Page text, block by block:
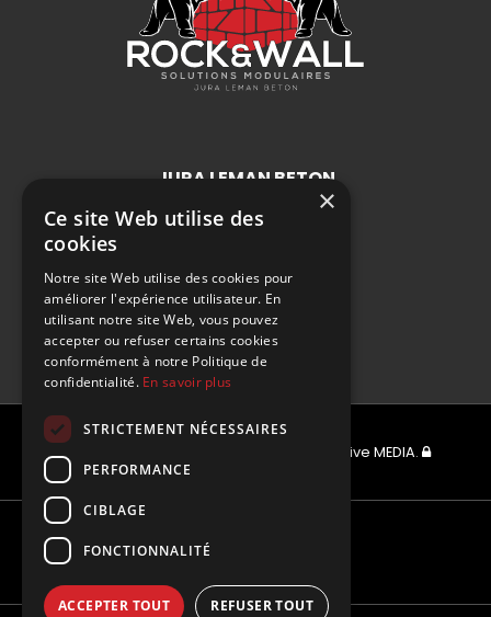
JURA LEMAN BETON
BUREAUX ADMINISTRATIFS
F-01170 Gex
T. +33 4 50 20 82 22
© 2026 Rock & Wall - Réalisé par Interactive MEDIA.
×
Ce site Web utilise des
cookies
Notre site Web utilise des cookies pour
améliorer l'expérience utilisateur. En
utilisant notre site Web, vous pouvez
accepter ou refuser certains cookies
conformément à notre Politique de
confidentialité. En savoir plus
STRICTEMENT NÉCESSAIRES
PERFORMANCE
CIBLAGE
FONCTIONNALITÉ
ACCEPTER TOUT REFUSER TOUT